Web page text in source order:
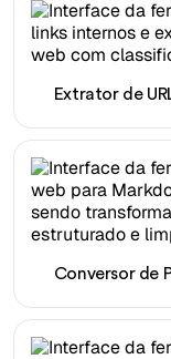
Extrator de
Conversor de